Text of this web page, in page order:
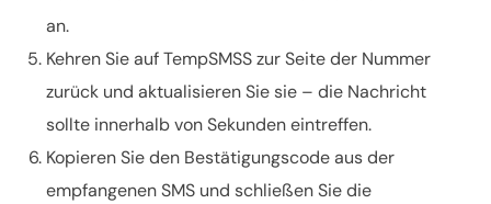
an.
Kehren Sie auf TempSMSS zur Seite der Nummer
zurück und aktualisieren Sie sie – die Nachricht
sollte innerhalb von Sekunden eintreffen.
Kopieren Sie den Bestätigungscode aus der
empfangenen SMS und schließen Sie die